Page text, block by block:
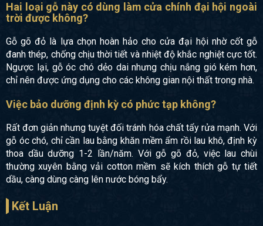
Hai loại gỗ này có dùng làm cửa chính đại hội ngoài
trời được không?
Gỗ gõ đỏ là lựa chọn hoàn hảo cho cửa đại hội nhờ cốt gỗ
đanh thép, chống chịu thời tiết và nhiệt độ khắc nghiệt cực tốt.
Ngược lại, gỗ óc chó dẻo dai nhưng chịu nắng gió kém hơn,
chỉ nên được ứng dụng cho các không gian nội thất trong nhà.
Việc bảo dưỡng định kỳ có phức tạp không?
Rất đơn giản nhưng tuyệt đối tránh hóa chất tẩy rửa mạnh. Với
gỗ óc chó, chỉ cần lau bằng khăn mềm ẩm rồi lau khô, định kỳ
thoa dầu dưỡng 1-2 lần/năm. Với gỗ gõ đỏ, việc lau chùi
thường xuyên bằng vải cotton mềm sẽ kích thích gỗ tự tiết
dầu, càng dùng càng lên nước bóng bẩy.
Kết Luận